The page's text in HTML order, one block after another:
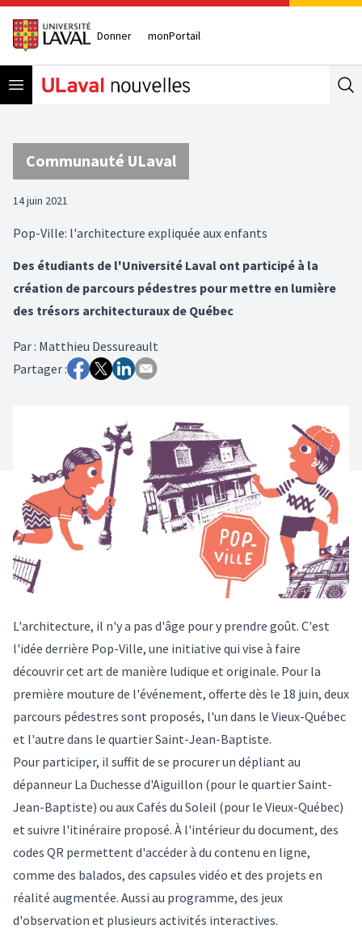
Donner monPortail
Open menu
Communauté ULaval
14 juin 2021
Pop-Ville: l'architecture expliquée aux enfants
Des étudiants de l'Université Laval ont participé à la
création de parcours pédestres pour mettre en lumière
des trésors architecturaux de Québec
Par: Matthieu Dessureault
Partager :
L'architecture, il n'y a pas d'âge pour y prendre goût. C'est
l'idée derrière Pop-Ville, une initiative qui vise à faire
découvrir cet art de manière ludique et originale. Pour la
première mouture de l'événement, offerte dès le 18 juin, deux
parcours pédestres sont proposés, l'un dans le Vieux-Québec
et l'autre dans le quartier Saint-Jean-Baptiste.
Pour participer, il suffit de se procurer un dépliant au
dépanneur La Duchesse d'Aiguillon (pour le quartier Saint-
Jean-Baptiste) ou aux Cafés du Soleil (pour le Vieux-Québec)
et suivre l'itinéraire proposé. À l'intérieur du document, des
codes QR permettent d'accéder à du contenu en ligne,
comme des balados, des capsules vidéo et des projets en
réalité augmentée. Aussi au programme, des jeux
d'observation et plusieurs activités interactives.